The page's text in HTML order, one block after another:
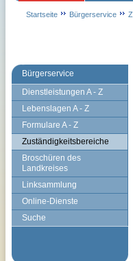
Bürgerservice
Dienstleistungen A - Z
Lebenslagen A - Z
Formulare A - Z
Zuständigkeitsbereiche
Broschüren des
Landkreises
Linksammlung
Online-Dienste
Suche
Startseite Bürgerservice